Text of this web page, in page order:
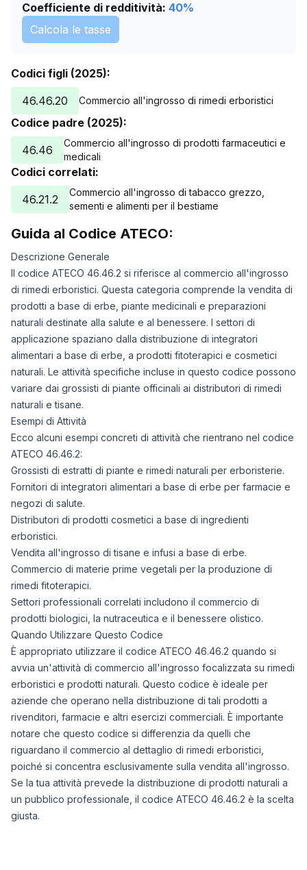
Coefficiente di redditività: 40%
Calcola le tasse
Codici figli (2025):
46.46.20
Commercio all'ingrosso di rimedi erboristici
Codice padre (2025):
46.46
Commercio all'ingrosso di prodotti farmaceutici e
medicali
Codici correlati:
46.21.2
Commercio all'ingrosso di tabacco grezzo,
sementi e alimenti per il bestiame
Guida al Codice ATECO:
Descrizione Generale
Il codice ATECO 46.46.2 si riferisce al commercio all'ingrosso
di rimedi erboristici. Questa categoria comprende la vendita di
prodotti a base di erbe, piante medicinali e preparazioni
naturali destinate alla salute e al benessere. I settori di
applicazione spaziano dalla distribuzione di integratori
alimentari a base di erbe, a prodotti fitoterapici e cosmetici
naturali. Le attività specifiche incluse in questo codice possono
variare dai grossisti di piante officinali ai distributori di rimedi
naturali e tisane.
Esempi di Attività
Ecco alcuni esempi concreti di attività che rientrano nel codice
ATECO 46.46.2:
Grossisti di estratti di piante e rimedi naturali per erboristerie.
Fornitori di integratori alimentari a base di erbe per farmacie e
negozi di salute.
Distributori di prodotti cosmetici a base di ingredienti
erboristici.
Vendita all'ingrosso di tisane e infusi a base di erbe.
Commercio di materie prime vegetali per la produzione di
rimedi fitoterapici.
Settori professionali correlati includono il commercio di
prodotti biologici, la nutraceutica e il benessere olistico.
Quando Utilizzare Questo Codice
È appropriato utilizzare il codice ATECO 46.46.2 quando si
avvia un'attività di commercio all'ingrosso focalizzata su rimedi
erboristici e prodotti naturali. Questo codice è ideale per
aziende che operano nella distribuzione di tali prodotti a
rivenditori, farmacie e altri esercizi commerciali. È importante
notare che questo codice si differenzia da quelli che
riguardano il commercio al dettaglio di rimedi erboristici,
poiché si concentra esclusivamente sulla vendita all'ingrosso.
Se la tua attività prevede la distribuzione di prodotti naturali a
un pubblico professionale, il codice ATECO 46.46.2 è la scelta
giusta.